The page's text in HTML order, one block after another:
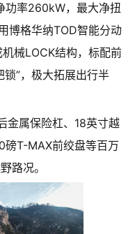
功率260kW，最大净扭
博格华纳TOD智能分动
械LOCK结构，标配前
”，极大拓展出行半
金属保险杠、18英寸越
磅T-MAX前绞盘等百万
路况。